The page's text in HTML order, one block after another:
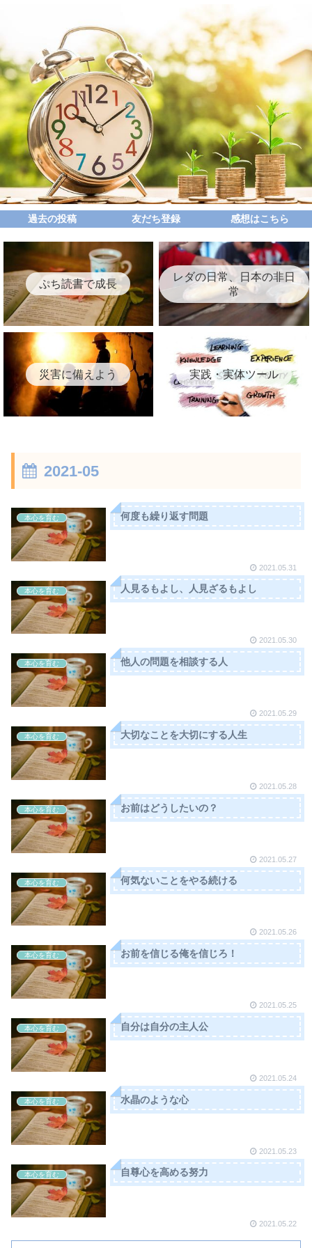
過去の投稿 友だち登録 感想はこちら
ぷち読書で成長
レダの日常、日本の非日
常
災害に備えよう 実践・実体ツール
2021-05
本心を育む 何度も繰り返す問題
2021.05.31
本心を育む 人見るもよし、人見ざるもよし
2021.05.30
本心を育む 他人の問題を相談する人
2021.05.29
本心を育む 大切なことを大切にする人生
2021.05.28
本心を育む お前はどうしたいの？
2021.05.27
本心を育む 何気ないことをやる続ける
2021.05.26
本心を育む お前を信じる俺を信じろ！
2021.05.25
本心を育む 自分は自分の主人公
2021.05.24
本心を育む 水晶のような心
2021.05.23
本心を育む 自尊心を高める努力
2021.05.22